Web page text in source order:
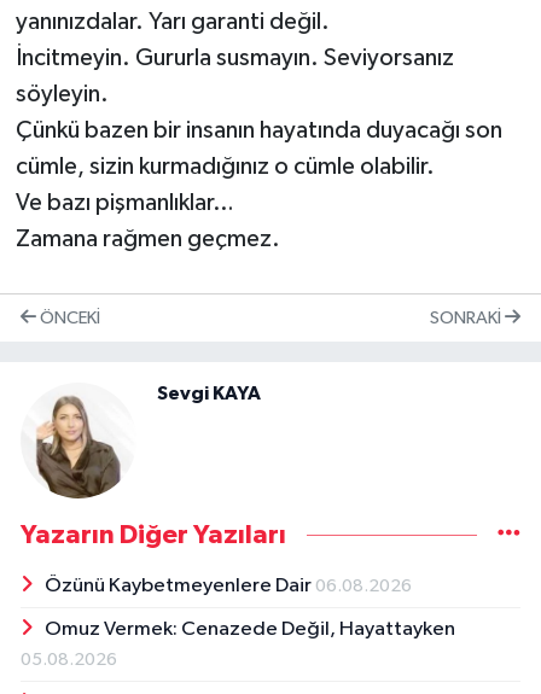
yanınızdalar. Yarı garanti değil.
İncitmeyin. Gururla susmayın. Seviyorsanız
söyleyin.
Çünkü bazen bir insanın hayatında duyacağı son
cümle, sizin kurmadığınız o cümle olabilir.
Ve bazı pişmanlıklar…
Zamana rağmen geçmez.
ÖNCEKI SONRAKI
Sevgi KAYA
Yazarın Diğer Yazıları
Özünü Kaybetmeyenlere Dair 06.08.2026
Omuz Vermek: Cenazede Değil, Hayattayken
05.08.2026